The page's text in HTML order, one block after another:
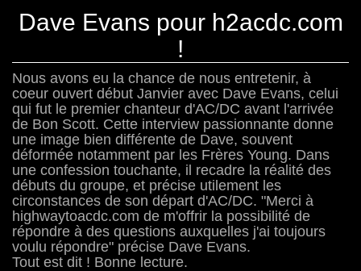
Dave Evans pour h2acdc.com
!
Nous avons eu la chance de nous entretenir, à
coeur ouvert début Janvier avec Dave Evans, celui
qui fut le premier chanteur d'AC/DC avant l'arrivée
de Bon Scott. Cette interview passionnante donne
une image bien différente de Dave, souvent
déformée notamment par les Frères Young. Dans
une confession touchante, il recadre la réalité des
débuts du groupe, et précise utilement les
circonstances de son départ d'AC/DC. "Merci à
highwaytoacdc.com de m'offrir la possibilité de
répondre à des questions auxquelles j'ai toujours
voulu répondre" précise Dave Evans.
Tout est dit ! Bonne lecture.